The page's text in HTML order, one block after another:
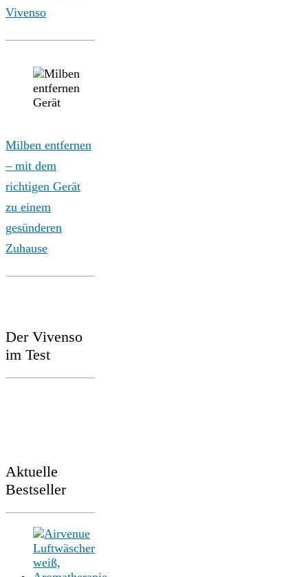
Vivenso
Milben entfernen
– mit dem
richtigen Gerät
zu einem
gesünderen
Zuhause
Der Vivenso
im Test
Aktuelle
Bestseller